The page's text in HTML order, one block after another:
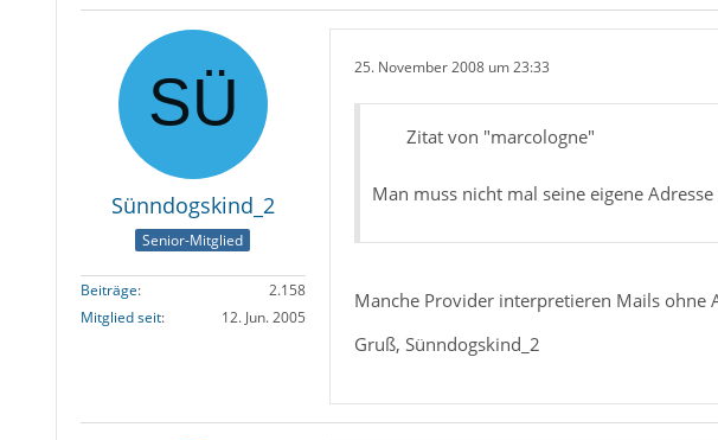
Sünndogskind_2
Senior-Mitglied
Beiträge
2.158
Mitglied seit
12. Jun. 2005
25. November 2008 um 23:33
Zitat von "marcologne"
Man muss nicht mal seine eigene
Manche Provider interpretieren Mails ohne
Gruß, Sünndogskind_2